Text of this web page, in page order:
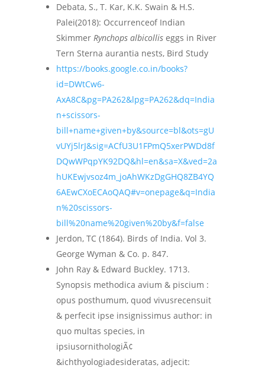
Debata, S., T. Kar, K.K. Swain & H.S.
Palei(2018): Occurrenceof Indian
Skimmer Rynchops albicolliseggs in River
Tern Sterna aurantia nests, Bird Study
https://books.google.co.in/books?
id=DWtCw6-
AxA8C&pg=PA262&lpg=PA262&dq=India
n+scissors-
bill+name+given+by&source=bl&ots=gU
vUYj5lrJ&sig=ACfU3U1FPmQ5xerPWDd8f
DQwWPqpYK92DQ&hl=en&sa=X&ved=2a
hUKEwjvsoz4m_joAhWKzDgGHQ8ZB4YQ
6AEwCXoECAoQAQ#v=onepage&q=India
n%20scissors-
bill%20name%20given%20by&f=false
Jerdon, TC (1864). Birds of India. Vol 3.
George Wyman & Co. p. 847.
John Ray & Edward Buckley. 1713.
Synopsis methodica avium & piscium :
opus posthumum, quod vivusrecensuit
& perfecit ipse insignissimus author: in
quo multas species, in
ipsiusornithologiÃ¢
&ichthyologiadesideratas, adjecit: